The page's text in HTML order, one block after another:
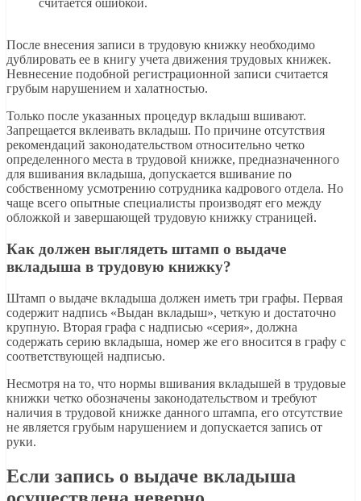
считается ошибкой.
После внесения записи в трудовую книжку необходимо
дублировать ее в книгу учета движения трудовых книжек.
Невнесение подобной регистрационной записи считается
грубым нарушением и халатностью.
Только после указанных процедур вкладыш вшивают.
Запрещается вклеивать вкладыш. По причине отсутствия
рекомендаций законодательством относительно четко
определенного места в трудовой книжке, предназначенного
для вшивания вкладыша, допускается вшивание по
собственному усмотрению сотрудника кадрового отдела. Но
чаще всего опытные специалисты производят его между
обложкой и завершающей трудовую книжку страницей.
Как должен выглядеть штамп о выдаче
вкладыша в трудовую книжку?
Штамп о выдаче вкладыша должен иметь три графы. Первая
содержит надпись «Выдан вкладыш», четкую и достаточно
крупную. Вторая графа с надписью «серия», должна
содержать серию вкладыша, номер же его вносится в графу с
соответствующей надписью.
Несмотря на то, что нормы вшивания вкладышей в трудовые
книжки четко обозначены законодательством и требуют
наличия в трудовой книжке данного штампа, его отсутствие
не является грубым нарушением и допускается запись от
руки.
Если запись о выдаче вкладыша